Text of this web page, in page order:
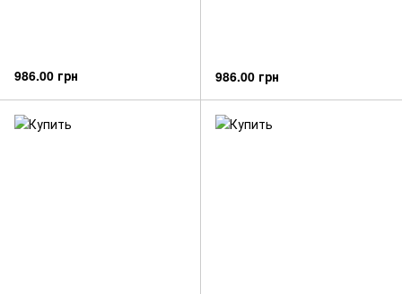
986.00 грн 986.00 грн